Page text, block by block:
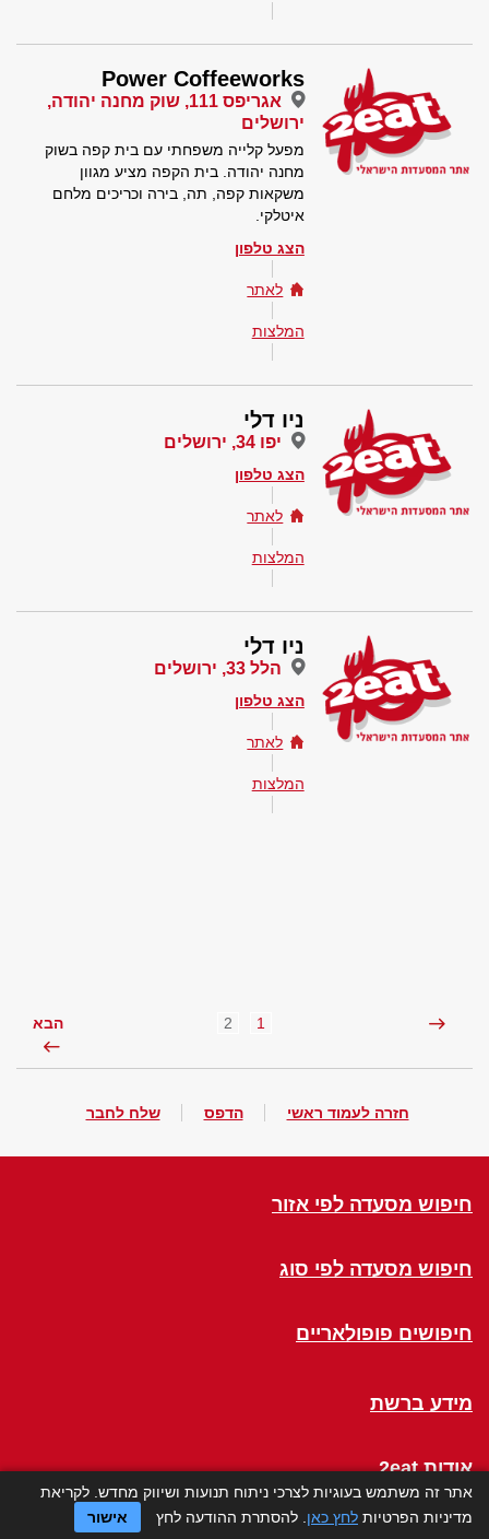
Power Coffeeworks
אגריפס 111, שוק מחנה יהודה,
ירושלים
מפעל קלייה משפחתי עם בית קפה בשוק
מחנה יהודה. בית הקפה מציע מגוון
משקאות קפה, תה, בירה וכריכים מלחם
איטלקי.
הצג טלפון
לאתר
המלצות
ניו דלי
יפו 34, ירושלים
הצג טלפון
לאתר
המלצות
ניו דלי
הלל 33, ירושלים
הצג טלפון
לאתר
המלצות
1
2 הבא
חזרה לעמוד ראשי הדפס שלח לחבר
חיפוש מסעדה לפי אזור
חיפוש מסעדה לפי סוג
חיפושים פופולאריים
מידע ברשת
אודות 2eat
Click a Table
אתר זה משתמש בעוגיות לצרכי ניתוח תנועות ושיווק מחדש. לקריאת
מדיניות הפרטיות לחץ כאן . להסתרת ההודעה לחץ אישור